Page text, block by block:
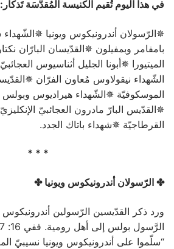
في هذا اليوم تُقيم الكنيسة المُقدَّسَة تَذكار:
✵الرّسولان أندرونيكوس ويونيا
بامفامر وبمفيلون ✵القدّيسان البارّان
الميتيورا ✵أبونا الجليل أثناسيوس
الشّهداء نيقولاوس مُعاون الفرّان
الموسكوفيّة ✵الشّهداء هيراديوس وبولس
✵القدّيس البارّ مادرون العجائبيّ
القرطاجيّة ✵شهداء باتاك الجدد.
* * *
✤ الرّسولان أندرونيكوس ويونيا ✤
ورد ذكر القدّيسين الرّسولين أندرونيكوس
“سلّموا على أندرونيكوس ويونيا نسيبيّ